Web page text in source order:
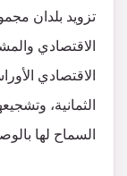
تزويد بلدان
الاقتصادي
الاقتصادي
الثمانية،
السماح لها